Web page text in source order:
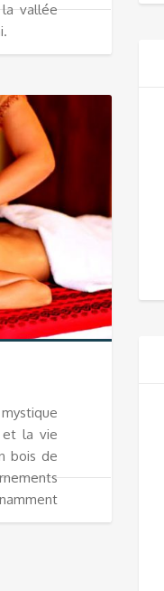
la vallée
et la vie
bois de